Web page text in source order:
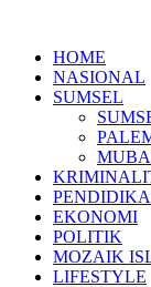
HOME
NASIONAL
SUMSEL
EKONOMI
POLITIK
MOZAIK
LIFESTYLE